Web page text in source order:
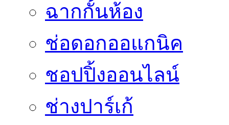
ฉากกั้นห้อง
ช่อดอกออแกนิค
ชอปปิ้งออนไลน์
ช่างปาร์เก้